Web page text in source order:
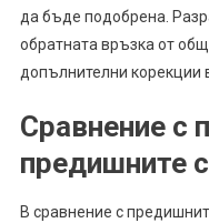
да бъде подобрена.
обратната връзка от
допълнителни корекции
Сравнение с
предишните
В сравнение с